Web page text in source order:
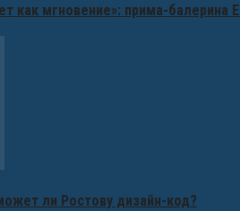
как мгновение»: прима-балерина
ли Ростову дизайн-код?